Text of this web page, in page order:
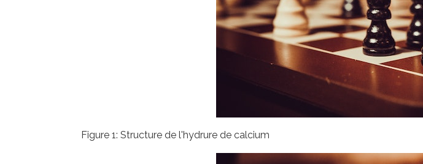
Figure 1: Structure de l'hydrure de calcium